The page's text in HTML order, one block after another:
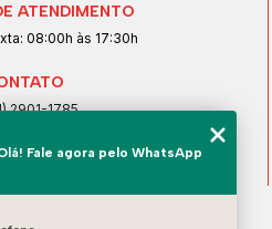
ATENDIMENTO
08:00h às 17:30h
2901-1785
99239-1832
Fale agora pelo WhatsApp